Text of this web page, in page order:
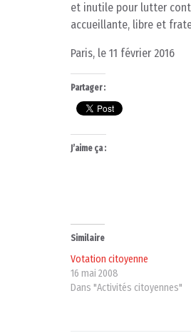
et inutile pour lutter
accueillante, libre et
Paris, le 11 février 2016
Partager :
J’aime ça :
Similaire
Votation citoyenne
16 mai 2008
Dans "Activités citoyennes"